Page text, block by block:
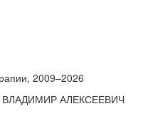
2009–2026
ВЛАДИМИР АЛЕКСЕЕВИЧ